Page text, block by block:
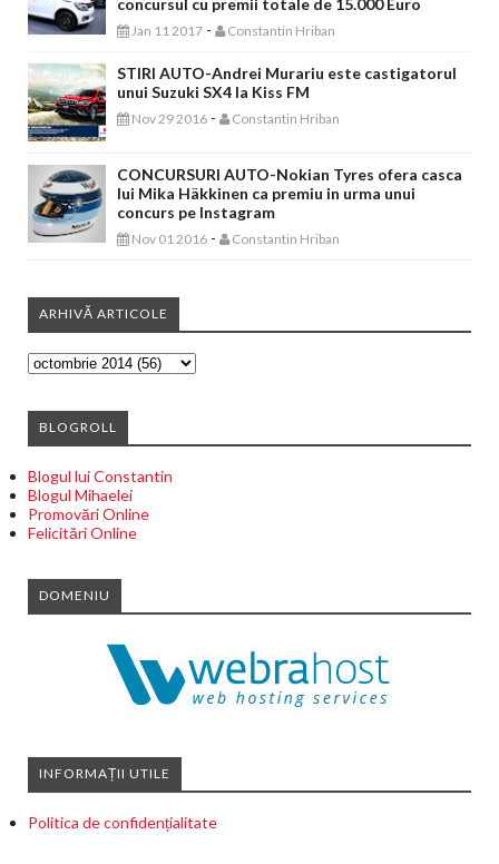
concursul cu premii totale de 15.000 Euro
Jan 11 2017 - Constantin Hriban
STIRI AUTO-Andrei Murariu este castigatorul
unui Suzuki SX4 la Kiss FM
Nov 29 2016 - Constantin Hriban
CONCURSURI AUTO-Nokian Tyres ofera casca
lui Mika Häkkinen ca premiu in urma unui
concurs pe Instagram
Nov 01 2016 - Constantin Hriban
ARHIVĂ ARTICOLE
BLOGROLL
Blogul lui Constantin
Blogul Mihaelei
Promovări Online
Felicitări Online
DOMENIU
INFORMAȚII UTILE
Politica de confidențialitate